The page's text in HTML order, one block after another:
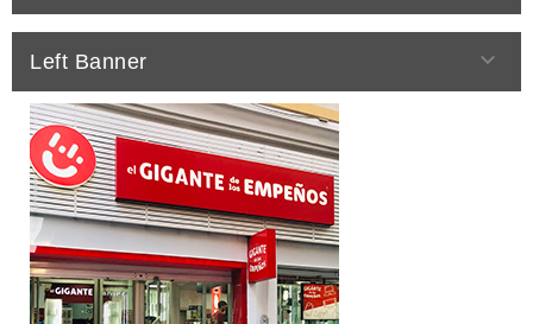
Left Banner 